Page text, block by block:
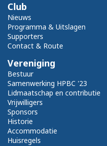
Club
Nieuws
Programma & Uitslagen
Supporters
Contact & Route
Vereniging
Bestuur
Samenwerking HPBC '23
Lidmaatschap en contributie
Vrijwilligers
Sponsors
Historie
Accommodatie
Huisregels